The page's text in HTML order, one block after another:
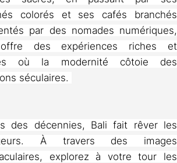
colorés et ses cafés branchés
par des nomades numériques,
des expériences riches et
où la modernité côtoie des
séculaires.
des décennies, Bali fait rêver les
À travers des images
explorez à votre tour les